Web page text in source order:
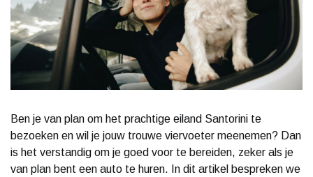
Ben je van plan om het prachtige eiland Santorini te
bezoeken en wil je jouw trouwe viervoeter meenemen? Dan
is het verstandig om je goed voor te bereiden, zeker als je
van plan bent een auto te huren. In dit artikel bespreken we